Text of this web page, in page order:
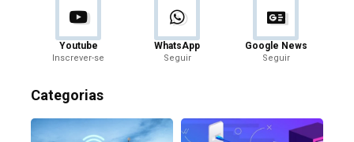
Youtube
Inscrever-se
WhatsApp
Seguir
Google News
Seguir
Categorias